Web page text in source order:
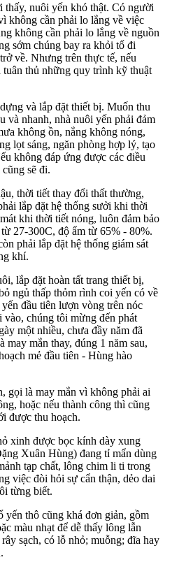
thấy, nuôi yến khó thật. Có người
không cần phải lo lắng về việc
không cần phải lo lắng về nguồn
sớm chúng bay ra khỏi tổ đi
về. Nhưng trên thực tế, nếu
tuân thủ những quy trình kỹ thuật
và lắp đặt thiết bị. Muốn thu
và nhanh, nhà nuôi yến phải đảm
không ồn, nắng không nóng,
lọt sáng, ngăn phòng hợp lý, tạo
không đáp ứng được các điều
sẽ đi.
thời tiết thay đổi thất thường,
lắp đặt hệ thống sưởi khi thời
khi thời tiết nóng, luôn đảm bảo
27-300C, độ ẩm từ 65% - 80%.
phải lắp đặt hệ thống giám sát
khí.
lắp đặt hoàn tất trang thiết bị,
ngủ thấp thỏm rình coi yến có về
đầu tiên lượn vòng trên nóc
chúng tôi mừng đến phát
một nhiều, chưa đầy năm đã
may mắn thay, đúng 1 năm sau,
mẻ đầu tiên - Hùng hào
gọi là may mắn vì không phải ai
hoặc nếu thành công thì cũng
được thu hoạch.
xinh được bọc kính dày xung
Xuân Hùng) đang tỉ mẩn dùng
tạp chất, lông chim li ti trong
việc đòi hỏi sự cẩn thận, dẻo dai
từng biết.
yến thô cũng khá đơn giản, gồm
màu nhạt để dễ thấy lông lẫn
sạch, có lỗ nhỏ; muỗng; đĩa hay